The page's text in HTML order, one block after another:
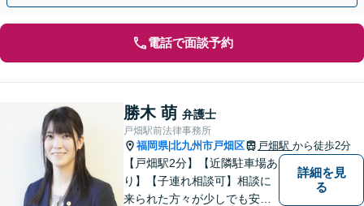
電話で面談予約
勝木 萌 弁護士
戸畑駅前法律事務所
福岡県|北九州市戸畑区 戸畑駅 から徒歩2分
【戸畑駅2分】【近隣駐車場あ
り】【子連れ相談可】相談に
来られた方々が少しでも安心
詳細を見
る